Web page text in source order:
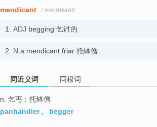
mendicant /ˈmɛndɪkənt/
1. ADJ begging 乞讨的
2. N a mendicant friar 托钵僧
同近义词 同根词
n. 乞丐；托钵僧
panhandler, begger